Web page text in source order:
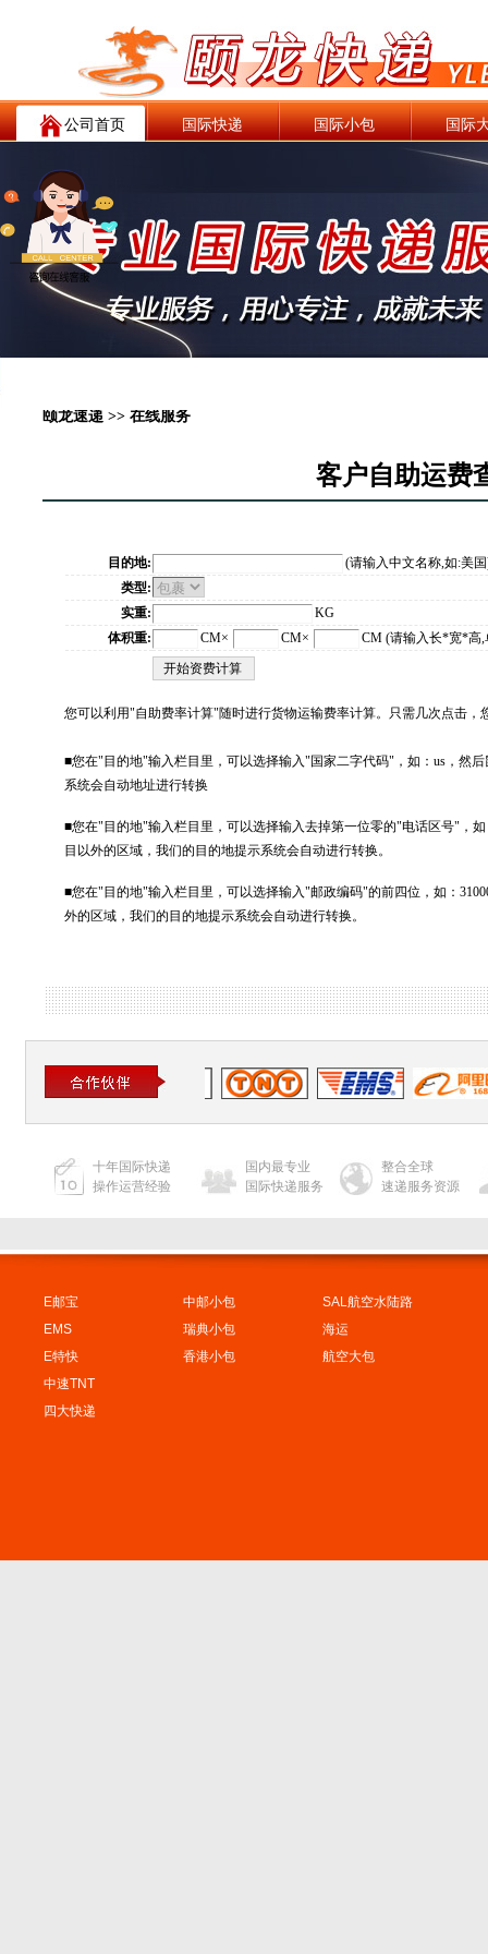
公司首页 国际快递 国际小包 国际
颐龙速递 >> 在线服务
客户自助运费
目的地:
(请输入中文名称,如:美
类型:
实重:
KG
体积重:
CM× CM×
CM (请输入长*宽*高,
开始资费计算
您可以利用"自助费率计算"随时进行货物运输费率计算。只需几次点击
■您在"目的地"输入栏目里，可以选择输入"国家二字代码"，如：us，然
系统会自动地址进行转换
■您在"目的地"输入栏目里，可以选择输入去掉第一位零的"电话区号"，
目以外的区域，我们的目的地提示系统会自动进行转换。
■您在"目的地"输入栏目里，可以选择输入"邮政编码"的前四位，如：
外的区域，我们的目的地提示系统会自动进行转换。
十年国际快递
操作运营经验
国内最专业
国际快递服务
整合全球
速递服务资源
E邮宝
EMS
E特快
中速TNT
四大快递
中邮小包
瑞典小包
香港小包
SAL航空水陆路
海运
航空大包